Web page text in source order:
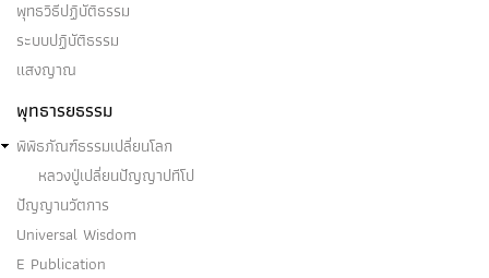
พุทธวิธีปฏิบัติธรรม
ระบบปฏิบัติธรรม
แสงญาณ
พุทธารยธรรม
พิพิธภัณฑ์ธรรมเปลี่ยนโลก
หลวงปู่เปลี่ยนปัญญาปทีโป
ปัญญานวัตการ
Universal Wisdom
E Publication